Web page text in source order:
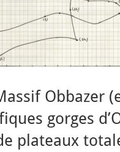
Obbazer
gorges
plateaux